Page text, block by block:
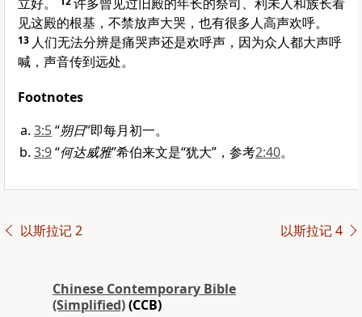
见这殿的根基，不禁放声大哭，也有很多人高声欢呼。
13 人们无法分辨是痛哭声还是欢呼声，因为众人都大声呼
喊，声音传到远处。
Footnotes
3:5“朔日”即每月初一。
3:9“何达威雅”希伯来文是“犹大”，参考2:40。
以斯拉记 2 以斯拉记 4
Chinese Contemporary Bible
(Simplified)(CCB)